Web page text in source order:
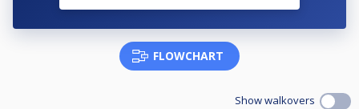
FLOWCHART
Show walkovers